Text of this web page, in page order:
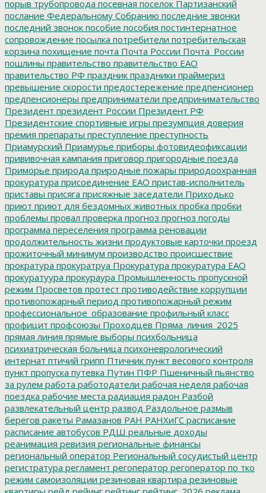
порыв трубопровода посевная поселок Партизанский
послание Федеральному Собранию последние звонки
последний звонок пособие пособия постинтернатное
сопровождение посылка потребители потребительская
корзина похищение почта Почта России Почта_России
пошлины правительство правительство ЕАО
правительство РФ праздник праздники праймериз
превышение скорости предостережение предпенсионер
предпенсионеры предприниматели предпринимательство
Президент президент России Президент РФ
Президентские спортивные игры презумпция доверия
премия препараты преступление преступность
Приамурский Приамурье приборы фотовидеофиксации
прививочная кампания приговор пригородные поезда
Приморье природа природные пожары природоохранная
прокуратура присоединение ЕАО пристав-исполнитель
приставы присяга присяжные заседатели Приходько
приют приют для бездомных животных пробка пробки
проблемы провал проверка прогноз прогноз погоды
программа переселения программа реновации
продолжительность жизни продуктовые карточки проезд
прожиточный минимум производство происшествие
прократура прокуратруа Прокуратура прокуратура ЕАО
прокуратуура прокураура Промышленность пропускной
режим Просветов протест противодействие коррупции
противопожарный период противопожарный режим
профессиональное_образование профильный класс
профицит профсоюзы Проходцев Пряма_линия_2025
прямая линия прямые выборы психбольница
психиатрическая больница психоневрологический
интернат птичий грипп Птичник пункт весового контроля
пункт пропуска путевка Путин ПФР Пшеничный пьянство
за рулем работа работодатели рабочая неделя рабочая
поездка рабочие места радиация радон Разбой
развлекательный центр развод Раздольное размыв
берегов ракеты Рамазанов РАН РАНХиГС расписание
расписание автобусов РДШ реальные доходы
реанимация ревизия региональные финансы
региональный оператор Региональный сосудистый центр
регистратура регламент регоператор регоператор по тко
режим самоизоляции резиновая квартира резиновые